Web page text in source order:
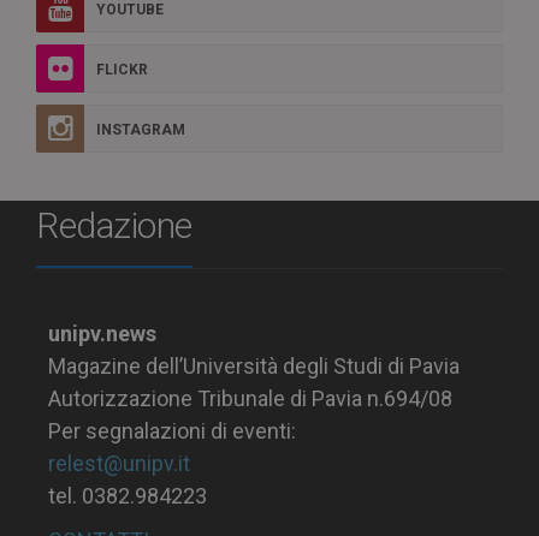
YOUTUBE
FLICKR
INSTAGRAM
Redazione
unipv.news
Magazine dell’Università degli Studi di Pavia
Autorizzazione Tribunale di Pavia n.694/08
Per segnalazioni di eventi:
relest@unipv.it
tel. 0382.984223